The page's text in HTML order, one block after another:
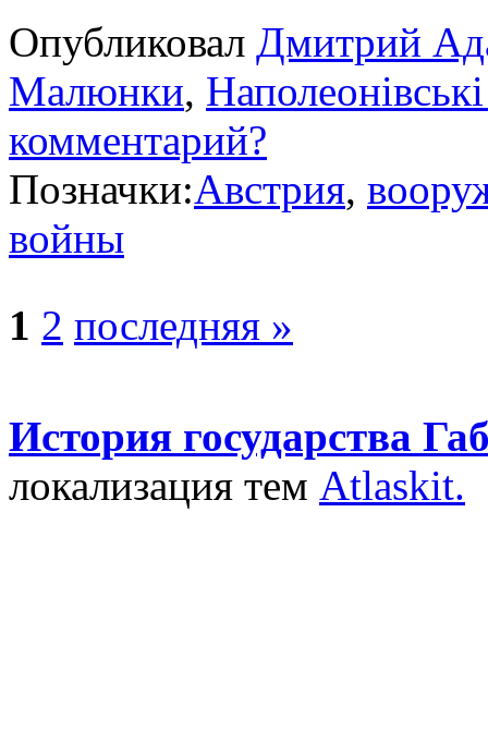
Опубликовал Дмитрий
Малюнки,
комментарий?
Позначки:Австрия,
войны
1 2 последняя »
История государства
локализация тем Atlaskit.